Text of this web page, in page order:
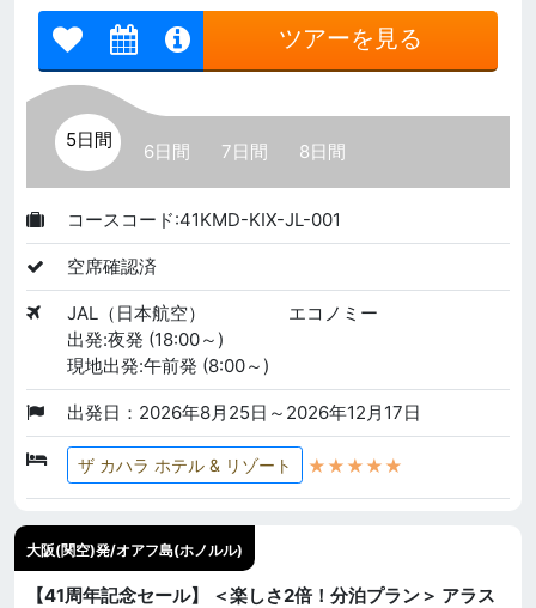
ツアーを見る
5日間
6日間 7日間 8日間
コースコード:41KMD-KIX-JL-001
空席確認済
JAL（日本航空）
エコノミー
出発:夜発 (18:00～)
現地出発:午前発 (8:00～)
出発日：2026年8月25日～2026年12月17日
ザ カハラ ホテル & リゾート ★★★★★
大阪(関空)発/オアフ島(ホノルル)
【41周年記念セール】 ＜楽しさ2倍！分泊プラン＞ アラス